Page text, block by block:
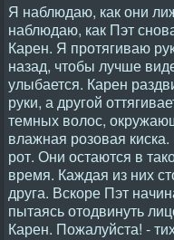
Я наблюдаю, как они
наблюдаю, как Пэт
Карен. Я протягиваю
назад, чтобы лучше
улыбается. Карен
руки, а другой
темных волос,
влажная розовая
рот. Они остаются в
время. Каждая из них
друга. Вскоре Пэт
пытаясь отодвинуть
Карен. Пожалуйста! -